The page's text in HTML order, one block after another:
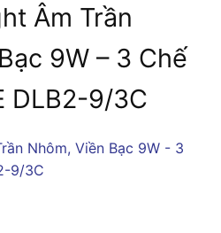
Âm Trần
9W – 3 Chế
DLB2-9/3C